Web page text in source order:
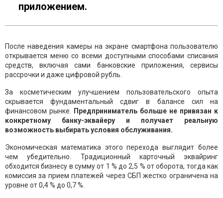
приложением.
После наведения камеры на экране смартфона пользователю
открывается меню со всеми доступными способами списания
средств, включая сами банковские приложения, сервисы
рассрочки и даже цифровой рубль.
За косметическим улучшением пользовательского опыта
скрывается фундаментальный сдвиг в балансе сил на
финансовом рынке.
Предприниматель больше не привязан к
конкретному банку-эквайеру и получает реальную
возможность выбирать условия обслуживания.
Экономическая математика этого перехода выглядит более
чем убедительно. Традиционный карточный эквайринг
обходится бизнесу в сумму от 1 % до 2,5 % от оборота, тогда как
комиссия за прием платежей через СБП жестко ограничена на
уровне от 0,4 % до 0,7 %.